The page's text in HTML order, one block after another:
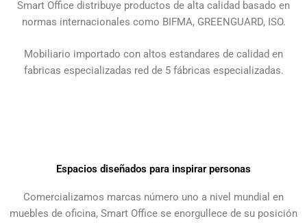
Smart Office distribuye productos de alta calidad basado en
normas internacionales como BIFMA, GREENGUARD, ISO.
Mobiliario importado con altos estandares de calidad en
fabricas especializadas red de 5 fábricas especializadas.
Espacios diseñados para inspirar personas
Comercializamos marcas número uno a nivel mundial en
muebles de oficina, Smart Office se enorgullece de su posición